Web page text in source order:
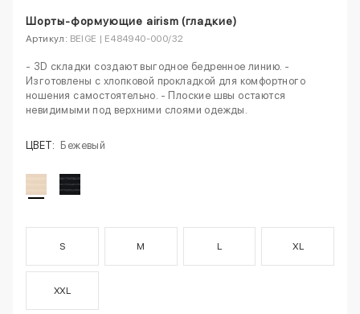
Шорты-формующие airism (гладкие)
Артикул: BEIGE | E484940-000/32
- 3D складки создают выгодное бедренное линию. -
Изготовлены с хлопковой прокладкой для комфортного
ношения самостоятельно. - Плоские швы остаются
невидимыми под верхними слоями одежды.
ЦВЕТ: Бежевый
S M L XL
XXL